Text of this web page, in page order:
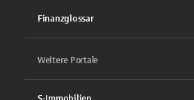
Finanzglossar
Weitere Portale